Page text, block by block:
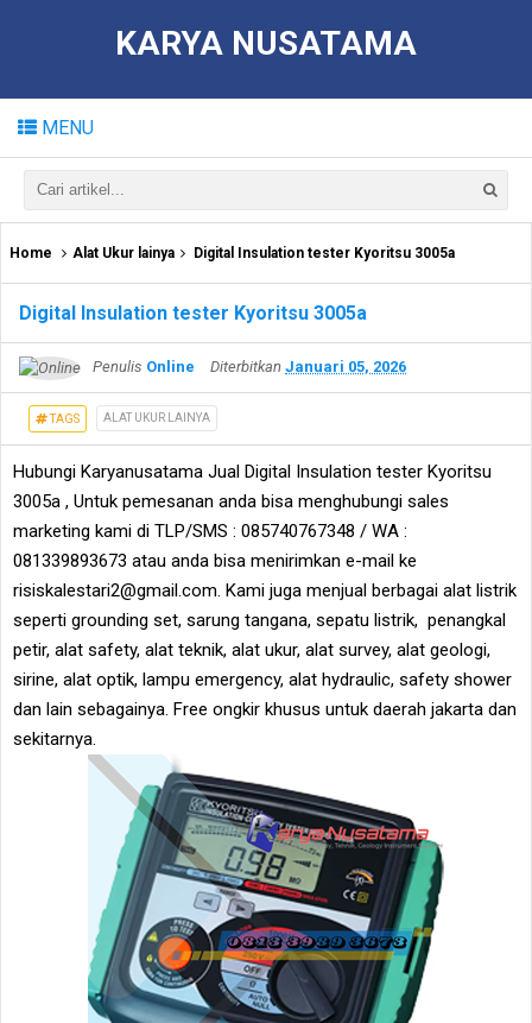
KARYA NUSATAMA
MENU
Home Alat Ukur lainya Digital Insulation tester Kyoritsu 3005a
Digital Insulation tester Kyoritsu 3005a
Penulis Online Diterbitkan Januari 05, 2026
TAGS ALAT UKUR LAINYA
Hubungi Karyanusatama Jual Digital Insulation tester Kyoritsu
3005a , Untuk pemesanan anda bisa menghubungi sales
marketing kami di TLP/SMS : 085740767348 / WA :
081339893673 atau anda bisa menirimkan e-mail ke
risiskalestari2@gmail.com. Kami juga menjual berbagai alat listrik
seperti grounding set, sarung tangana, sepatu listrik, penangkal
petir, alat safety, alat teknik, alat ukur, alat survey, alat geologi,
sirine, alat optik, lampu emergency, alat hydraulic, safety shower
dan lain sebagainya. Free ongkir khusus untuk daerah jakarta dan
sekitarnya.